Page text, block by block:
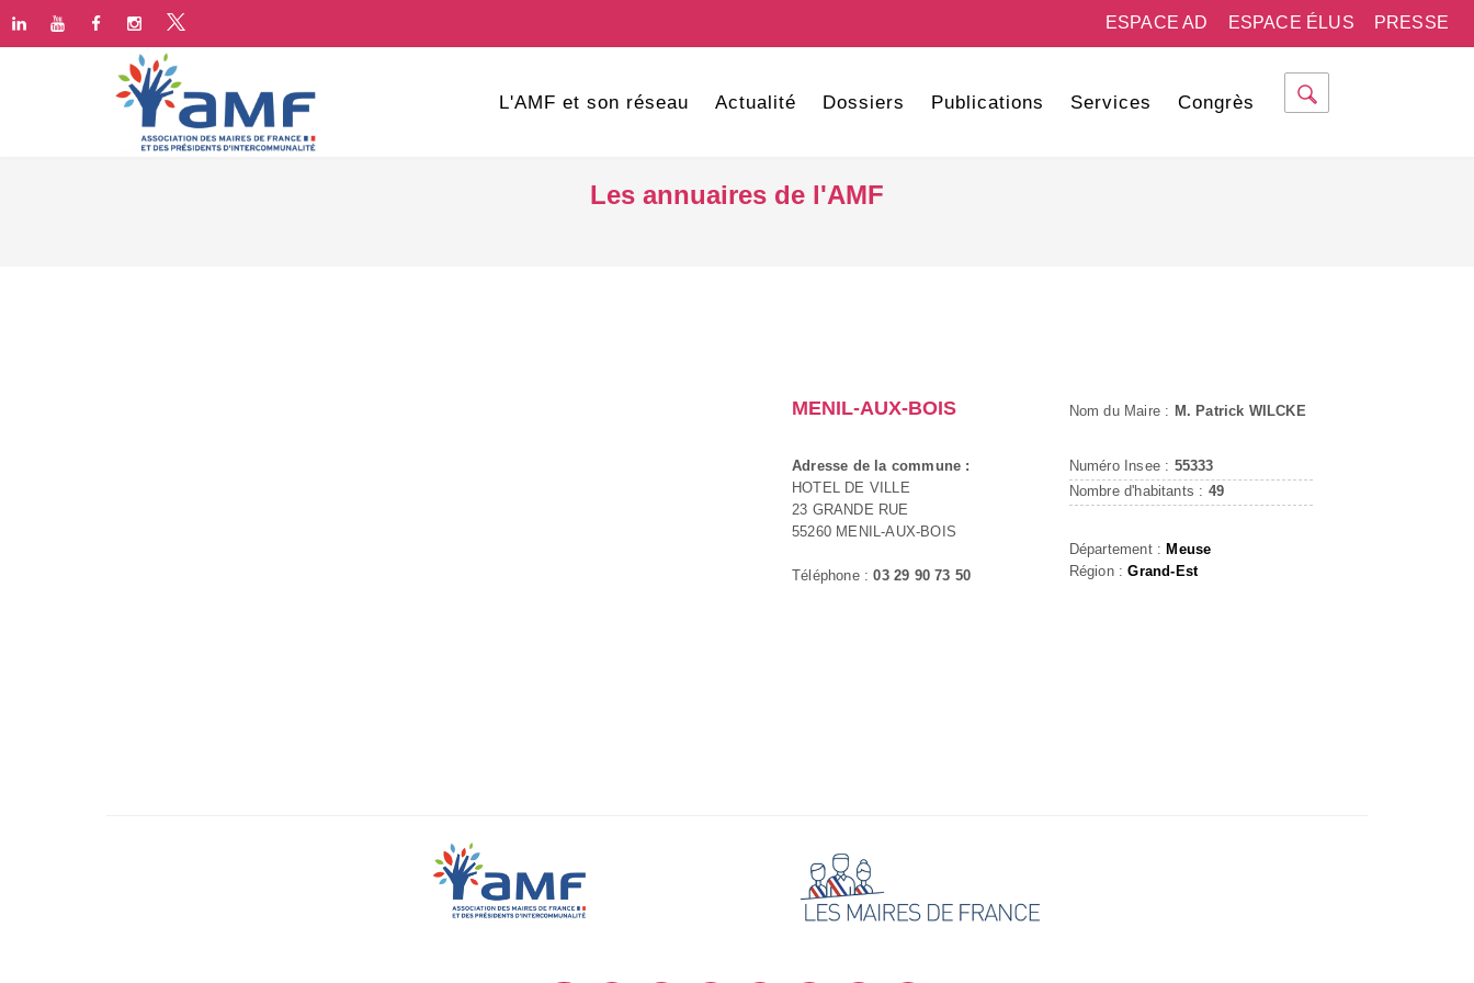
PRESSE
ESPACE ÉLUS
ESPACE AD
L'AMF et son réseau Actualité Dossiers Publications Services Congrès
Les annuaires de l'AMF
MENIL-AUX-BOIS
Adresse de la commune :
HOTEL DE VILLE
23 GRANDE RUE
55260 MENIL-AUX-BOIS
Téléphone :03 29 90 73 50
Nom du Maire : M. Patrick WILCKE
Numéro Insee : 55333
Nombre d'habitants : 49
Département : Meuse
Région :Grand-Est